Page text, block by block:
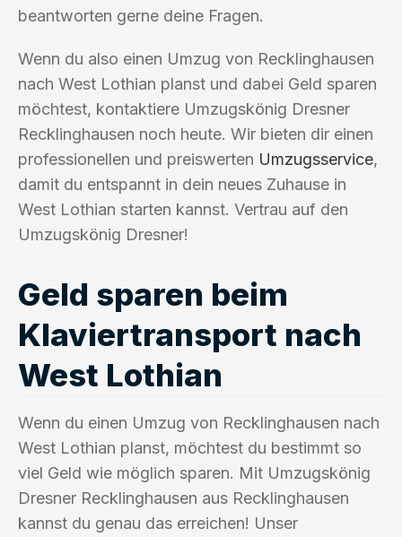
beantworten gerne deine Fragen.
Wenn du also einen Umzug von Recklinghausen
nach West Lothian planst und dabei Geld sparen
möchtest, kontaktiere Umzugskönig Dresner
Recklinghausen noch heute. Wir bieten dir einen
professionellen und preiswerten Umzugsservice,
damit du entspannt in dein neues Zuhause in
West Lothian starten kannst. Vertrau auf den
Umzugskönig Dresner!
Geld sparen beim
Klaviertransport nach
West Lothian
Wenn du einen Umzug von Recklinghausen nach
West Lothian planst, möchtest du bestimmt so
viel Geld wie möglich sparen. Mit Umzugskönig
Dresner Recklinghausen aus Recklinghausen
kannst du genau das erreichen! Unser